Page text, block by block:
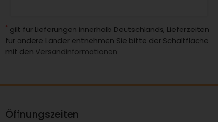
* gilt für Lieferungen innerhalb Deutschlands, Lieferzeiten
für andere Länder entnehmen Sie bitte der Schaltfläche
mit den Versandinformationen
Öffnungszeiten